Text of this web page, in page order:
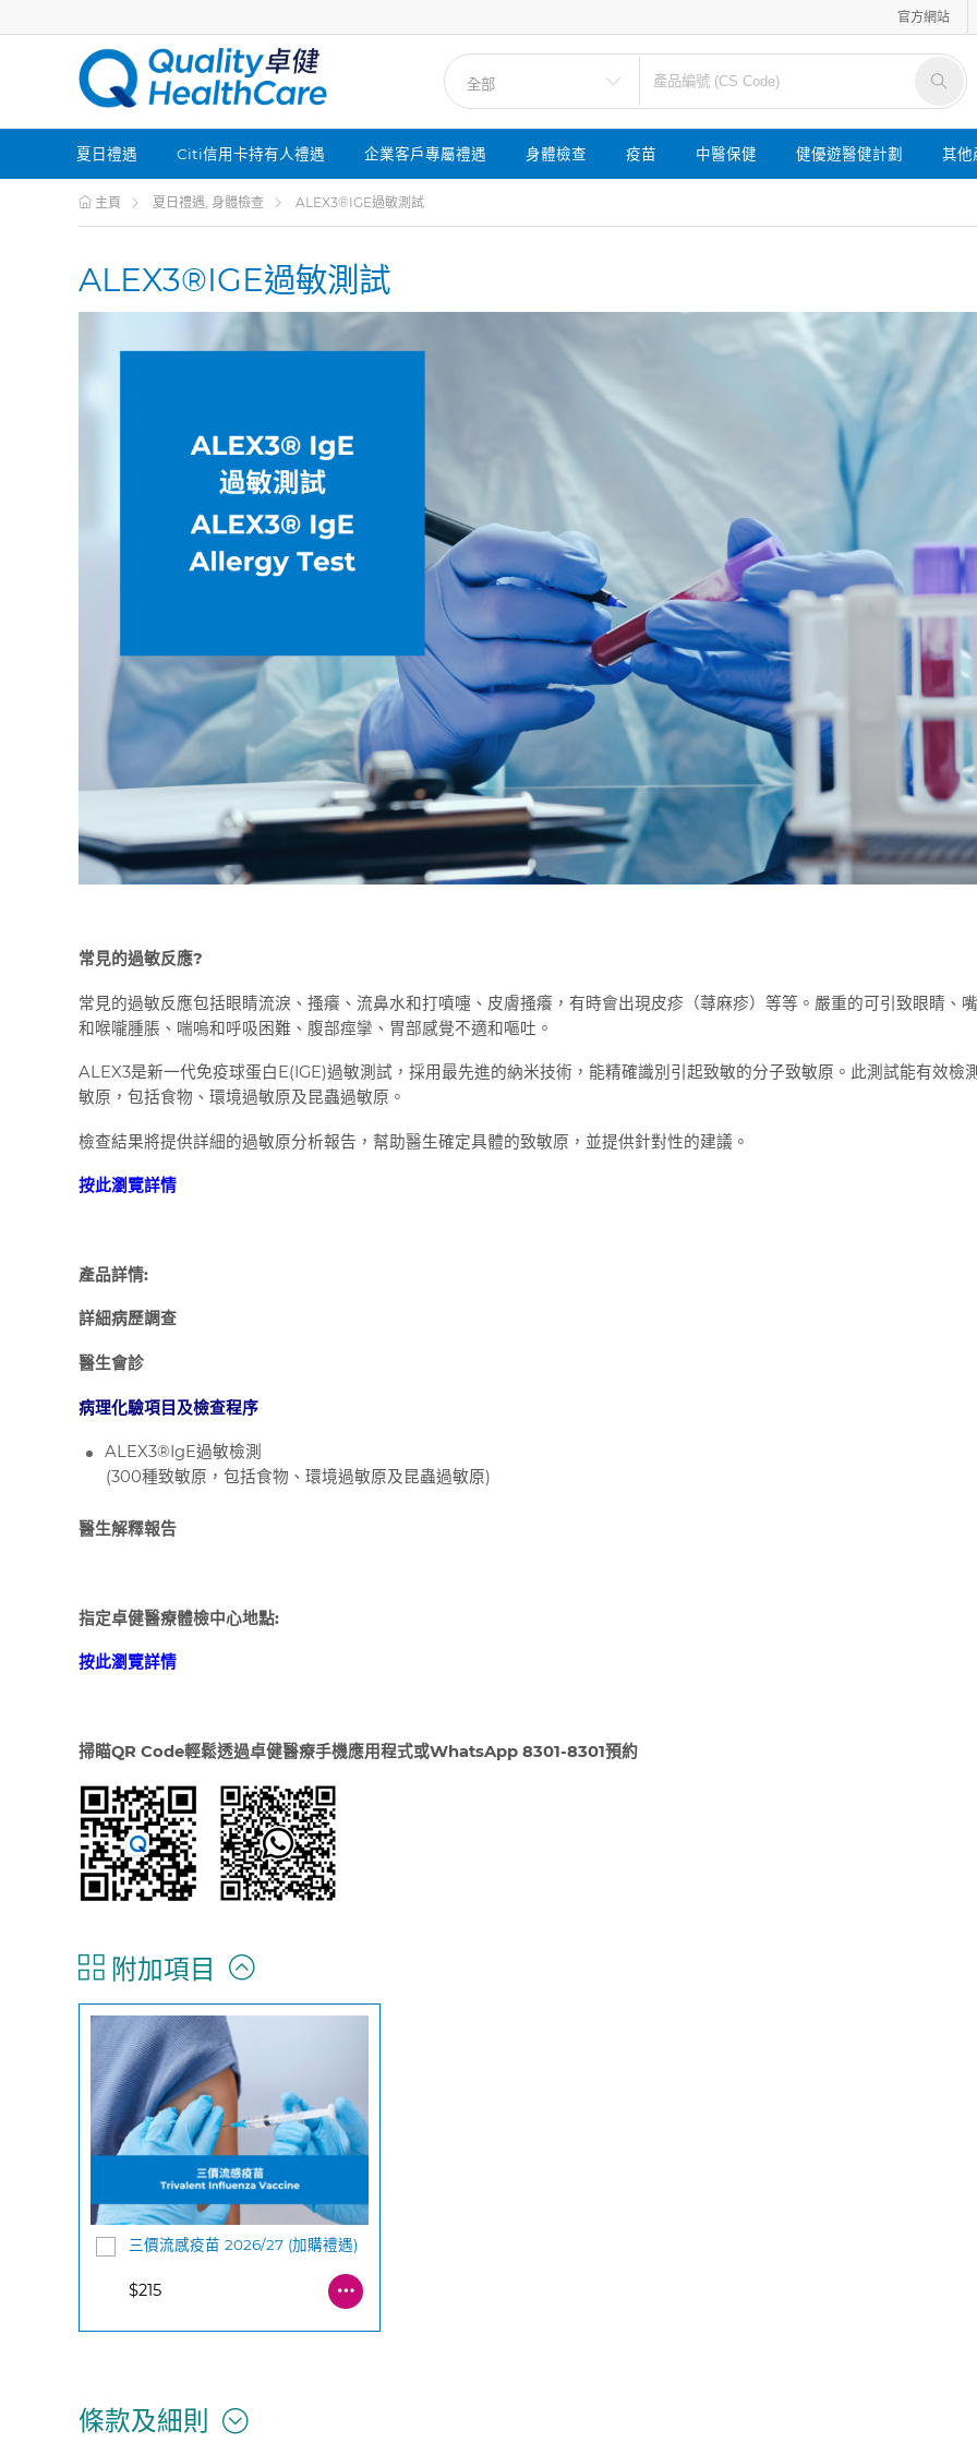
官方網站
夏日禮遇 Citi信用卡持有人禮遇 企業客戶專屬禮遇 身體檢查 疫苗 中醫保健 健優遊醫健計劃 其他
主頁 夏日禮遇, 身體檢查 ALEX3®IGE過敏測試
ALEX3®IGE過敏測試
常見的過敏反應?
常見的過敏反應包括眼睛流淚、搔癢、流鼻水和打噴嚏、皮膚搔癢，有時會出現皮疹（蕁麻疹）等等。嚴重的可引致眼睛、
和喉嚨腫脹、喘嗚和呼吸困難、腹部痙攣、胃部感覺不適和嘔吐。
ALEX3是新一代免疫球蛋白E(IGE)過敏測試，採用最先進的納米技術，能精確識別引起致敏的分子致敏原。此測試能有效檢
敏原，包括食物、環境過敏原及昆蟲過敏原。
檢查結果將提供詳細的過敏原分析報告，幫助醫生確定具體的致敏原，並提供針對性的建議。
按此瀏覽詳情
產品詳情:
詳細病歷調查
醫生會診
病理化驗項目及檢查程序
ALEX3®IgE過敏檢測
(300種致敏原，包括食物、環境過敏原及昆蟲過敏原)
醫生解釋報告
指定卓健醫療體檢中心地點:
按此瀏覽詳情
掃瞄QR Code輕鬆透過卓健醫療手機應用程式或WhatsApp 8301-8301預約
附加項目
三價流感疫苗 2026/27 (加購禮遇)
$215
條款及細則